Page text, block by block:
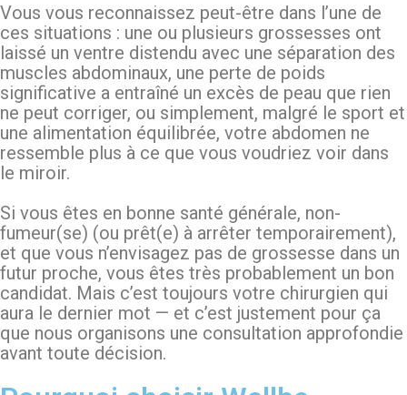
Vous vous reconnaissez peut-être dans l’une de
ces situations : une ou plusieurs grossesses ont
laissé un ventre distendu avec une séparation des
muscles abdominaux, une perte de poids
significative a entraîné un excès de peau que rien
ne peut corriger, ou simplement, malgré le sport et
une alimentation équilibrée, votre abdomen ne
ressemble plus à ce que vous voudriez voir dans
le miroir.
Si vous êtes en bonne santé générale, non-
fumeur(se) (ou prêt(e) à arrêter temporairement),
et que vous n’envisagez pas de grossesse dans un
futur proche, vous êtes très probablement un bon
candidat. Mais c’est toujours votre chirurgien qui
aura le dernier mot — et c’est justement pour ça
que nous organisons une consultation approfondie
avant toute décision.